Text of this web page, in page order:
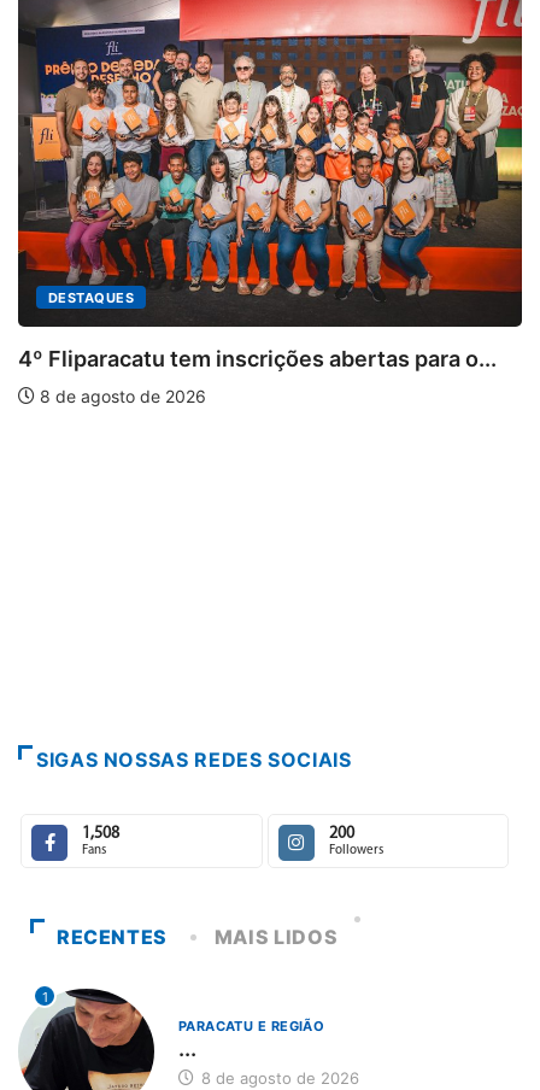
abertas para o...
SIGAS NOSSAS REDES SOCIAIS
1,508
Fans
200
Followers
RECENTES MAIS LIDOS
1
PARACATU E REGIÃO
...
8 de agosto de 2026